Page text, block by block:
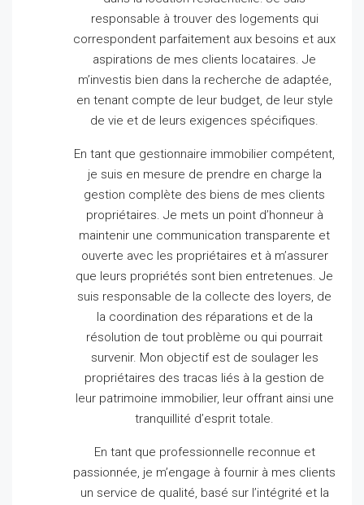
responsable à trouver des logements qui
correspondent parfaitement aux besoins et aux
aspirations de mes clients locataires. Je
m’investis bien dans la recherche de adaptée,
en tenant compte de leur budget, de leur style
de vie et de leurs exigences spécifiques.
En tant que gestionnaire immobilier compétent,
je suis en mesure de prendre en charge la
gestion complète des biens de mes clients
propriétaires. Je mets un point d’honneur à
maintenir une communication transparente et
ouverte avec les propriétaires et à m’assurer
que leurs propriétés sont bien entretenues. Je
suis responsable de la collecte des loyers, de
la coordination des réparations et de la
résolution de tout problème ou qui pourrait
survenir. Mon objectif est de soulager les
propriétaires des tracas liés à la gestion de
leur patrimoine immobilier, leur offrant ainsi une
tranquillité d’esprit totale.
En tant que professionnelle reconnue et
passionnée, je m’engage à fournir à mes clients
un service de qualité, basé sur l’intégrité et la